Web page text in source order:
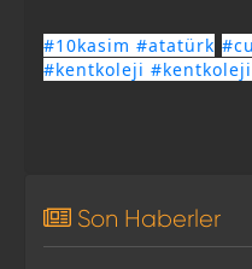
#10kasim #atatürk
#kentkoleji
Son Haberler